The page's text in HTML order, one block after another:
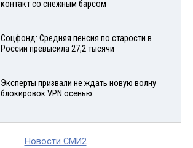
контакт со снежным барсом
Соцфонд: Средняя пенсия по старости в
России превысила 27,2 тысячи
Эксперты призвали не ждать новую волну
блокировок VPN осенью
Новости СМИ2